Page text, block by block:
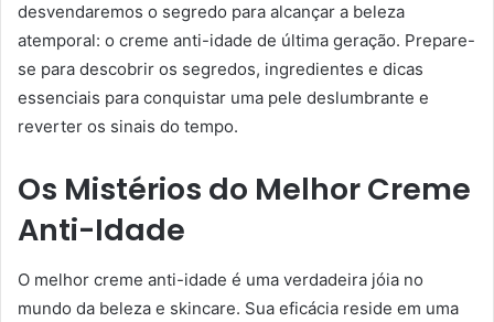
desvendaremos o segredo para alcançar a beleza
atemporal: o creme anti-idade de última geração. Prepare-
se para descobrir os segredos, ingredientes e dicas
essenciais para conquistar uma pele deslumbrante e
reverter os sinais do tempo.
Os Mistérios do Melhor Creme
Anti-Idade
O melhor creme anti-idade é uma verdadeira jóia no
mundo da beleza e skincare. Sua eficácia reside em uma